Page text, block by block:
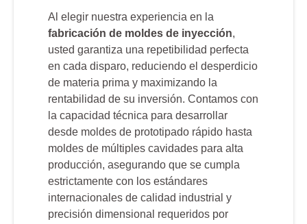
Al elegir nuestra experiencia en la
fabricación de moldes de inyección,
usted garantiza una repetibilidad perfecta
en cada disparo, reduciendo el desperdicio
de materia prima y maximizando la
rentabilidad de su inversión. Contamos con
la capacidad técnica para desarrollar
desde moldes de prototipado rápido hasta
moldes de múltiples cavidades para alta
producción, asegurando que se cumpla
estrictamente con los estándares
internacionales de calidad industrial y
precisión dimensional requeridos por